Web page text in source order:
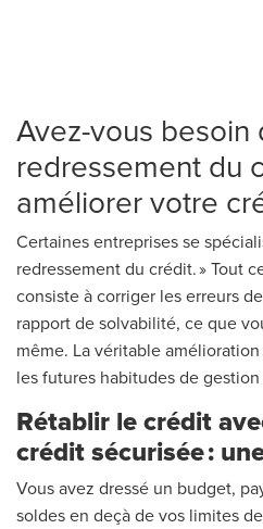
Avez-vous besoin
redressement du
améliorer votre
Certaines entreprises se
redressement du crédit. » Tout
consiste à corriger les erreurs
rapport de solvabilité, ce que
même. La véritable
les futures habitudes de gestion
Rétablir le crédit
crédit sécurisée :
Vous avez dressé un budget,
soldes en deçà de vos limites